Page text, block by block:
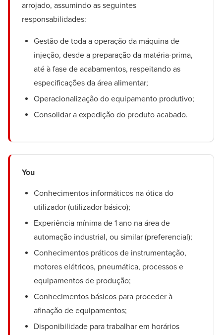
arrojado, assumindo as seguintes
responsabilidades:
Gestão de toda a operação da máquina de
injeção, desde a preparação da matéria-prima,
até à fase de acabamentos, respeitando as
especificações da área alimentar;
Operacionalização do equipamento produtivo;
Consolidar a expedição do produto acabado.
You
Conhecimentos informáticos na ótica do
utilizador (utilizador básico);
Experiência mínima de 1 ano na área de
automação industrial, ou similar (preferencial);
Conhecimentos práticos de instrumentação,
motores elétricos, pneumática, processos e
equipamentos de produção;
Conhecimentos básicos para proceder à
afinação de equipamentos;
Disponibilidade para trabalhar em horários